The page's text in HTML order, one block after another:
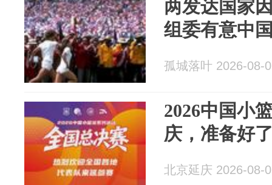
两发达国家
组委有意中
孤城落叶 2026-08-
2026中国小
庆，准备好
北京延庆 2026-08-